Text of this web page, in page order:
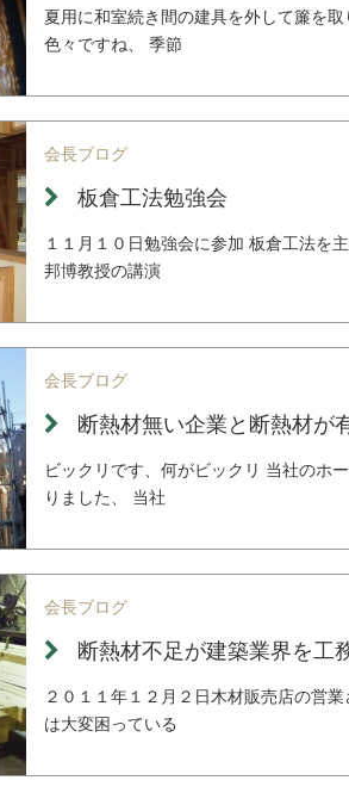
夏用に和室続き間の建具を外して簾を
色々ですね、 季節
会長ブログ
板倉工法勉強会
１１月１０日勉強会に参加 板倉工法を
邦博教授の講演
会長ブログ
断熱材無い企業と断熱材が
ビックリです、何がビックリ 当社のホ
りました、 当社
会長ブログ
断熱材不足が建築業界を工
２０１１年１２月２日木材販売店の営
は大変困っている